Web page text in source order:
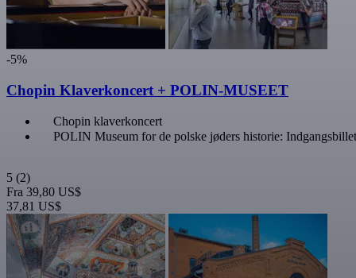
-5%
Chopin Klaverkoncert + POLIN-MUSEET
Chopin klaverkoncert
POLIN Museum for de polske jøders historie: Indgangsbillet
5 (2)
Fra 39,80 US$
37,81 US$